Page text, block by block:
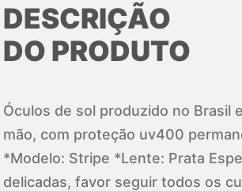
DESCRIÇÃO
DO PRODUTO
Óculos de sol produzido no Brasil
mão, com proteção uv400
*Modelo: Stripe *Lente: Prata
delicadas, favor seguir todos os